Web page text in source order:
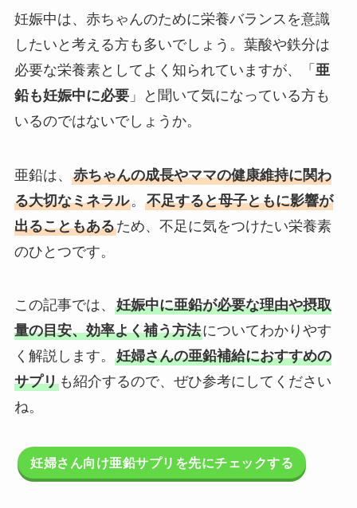
妊娠中は、赤ちゃんのために栄養バランスを意識
したいと考える方も多いでしょう。葉酸や鉄分は
必要な栄養素としてよく知られていますが、「 亜
鉛も妊娠中に必要」と聞いて気になっている方も
いるのではないでしょうか。
亜鉛は、 赤ちゃんの成長やママの健康維持に関わ
る大切なミネラル。 不足すると母子ともに影響が
出ることもあるため、不足に気をつけたい栄養素
のひとつです。
この記事では、 妊娠中に亜鉛が必要な理由や摂取
量の目安、効率よく補う方法についてわかりやす
く解説します。 妊婦さんの亜鉛補給におすすめの
サプリも紹介するので、ぜひ参考にしてください
ね。
妊婦さん向け亜鉛サプリを先にチェックする